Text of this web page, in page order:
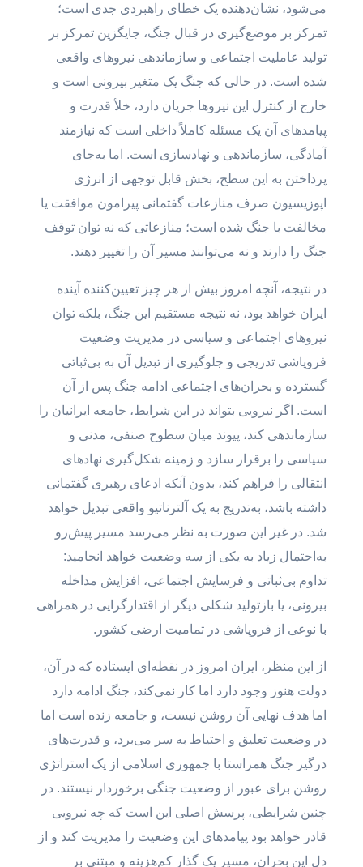
می‌شود، نشان‌دهنده یک خطای راهبردی جدی است؛
تمرکز بر موضع‌گیری در قبال جنگ، جایگزین تمرکز بر
تولید عاملیت اجتماعی و سازماندهی نیروهای واقعی
شده است. در حالی که جنگ یک متغیر بیرونی است و
خارج از کنترل این نیروها جریان دارد، خلأ قدرت و
پیامدهای آن یک مسئله کاملاً داخلی است که نیازمند
آمادگی، سازماندهی و نهادسازی است. اما به‌جای
پرداختن به این سطح، بخش قابل توجهی از انرژی
اپوزیسیون صرف منازعات گفتمانی پیرامون موافقت یا
مخالفت با جنگ شده است؛ منازعاتی که نه توان توقف
جنگ را دارند و نه می‌توانند مسیر آن را تغییر دهند.
در نتیجه، آنچه امروز بیش از هر چیز تعیین‌کننده آینده
ایران خواهد بود، نه نتیجه مستقیم این جنگ، بلکه توان
نیروهای اجتماعی و سیاسی در مدیریت وضعیت
فروپاشی تدریجی و جلوگیری از تبدیل آن به بی‌ثباتی
گسترده و بحران‌های اجتماعی ادامه جنگ پس از آن
است. اگر نیرویی بتواند در این شرایط، جامعه ایرانیان را
سازماندهی کند، پیوند میان سطوح صنفی، مدنی و
سیاسی را برقرار سازد و زمینه شکل‌گیری نهادهای
انتقالی را فراهم کند، بدون آنکه ادعای رهبری گفتمانی
داشته باشد، به‌تدریج به یک آلترناتیو واقعی تبدیل خواهد
شد. در غیر این صورت به نظر می‌رسد مسیر پیش‌رو
به‌احتمال زیاد به یکی از سه وضعیت خواهد انجامید:
تداوم بی‌ثباتی و فرسایش اجتماعی، افزایش مداخله
بیرونی، یا بازتولید شکلی دیگر از اقتدارگرایی در همراهی
با نوعی از فروپاشی در تمامیت ارضی کشور.
از این منظر، ایران امروز در نقطه‌ای ایستاده که در آن،
دولت هنوز وجود دارد اما کار نمی‌کند، جنگ ادامه دارد
اما هدف نهایی آن روشن نیست، و جامعه زنده است اما
در وضعیت تعلیق و احتیاط به سر می‌برد، و قدرت‌های
درگیر جنگ همراستا با جمهوری اسلامی از یک استراتژی
روشن برای عبور از وضعیت جنگی برخوردار نیستند. در
چنین شرایطی، پرسش اصلی این است که چه نیرویی
قادر خواهد بود پیامدهای این وضعیت را مدیریت کند و از
دل این بحران، مسیر یک گذار کم‌هزینه و مبتنی بر